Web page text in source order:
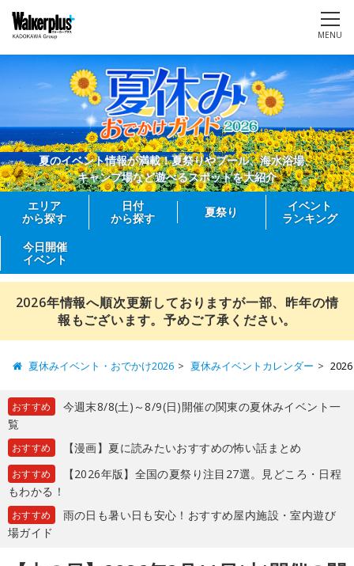
MENU
夏のイベント情報が満載！夏祭りやプール、海水浴場、
キャンプ場など遊べるスポットを大紹介
エリア
から探す
日付
から探す
夏祭り
イベント
ランキング
今日開催
イベント
2026年情報へ順次更新しておりますが一部、昨年の情
報もございます。予めご了承ください。
夏休みイベント・おでかけ2026 夏休みイベントカレンダー
おすすめ
今週末8/8(土)～8/9(日)開催の関東の夏休みイベント一
覧
おすすめ 【漫画】夏に読みたいおすすめの怖い話まとめ
おすすめ
【2026年版】全国の夏祭り注目27選。見どころ・日程
もわかる！
おすすめ
雨の日も暑い日も安心！おすすめ屋内施設・室内遊び
場ガイド